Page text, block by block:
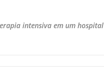
intensiva em um hospital